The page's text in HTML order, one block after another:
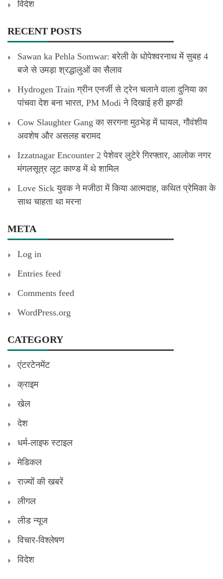
विदेश
RECENT POSTS
Sawan ka Pehla Somwar: बरेली के धोपेश्वरनाथ में सुबह 4
बजे से उमड़ा श्रद्धालुओं का सैलाव
Hydrogen Train ग्रीन एनर्जी से ट्रेन चलाने वाला दुनिया का
पांचवा देश बना भारत, PM Modi ने दिखाई हरी झण्डी
Cow Slaughter Gang का सरगना मुठभेड़ में घायल, गौवंशीय
अवशेष और असलह बरामद
Izzatnagar Encounter 2 पेशेवर लुटेरे गिरफ्तार, आलोक नगर
मंगलसूत्र लूट काण्‍ड में थे शामिल
Love Sick युवक ने मजीठा में किया आत्मदाह, कथित प्रेमिका के
साथ चाहता था मरना
META
Log in
Entries feed
Comments feed
WordPress.org
CATEGORY
एंटरटेनमेंट
क्राइम
खेल
देश
धर्म-लाइफ स्टाइल
मेडिकल
राज्यों की खबरें
लीगल
लीड न्यूज
विचार-विश्लेषण
विदेश